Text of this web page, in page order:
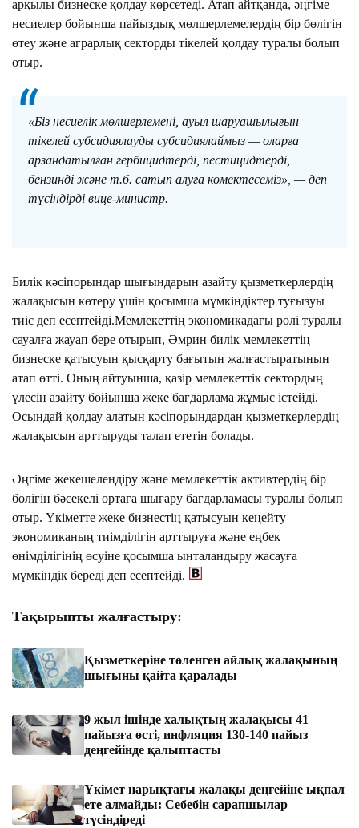
арқылы бизнеске қолдау көрсетеді. Атап айтқанда, әңгіме
несиелер бойынша пайыздық мөлшерлемелердің бір бөлігін
өтеу және аграрлық секторды тікелей қолдау туралы болып
отыр.
«Біз несиелік мөлшерлемені, ауыл шаруашылығын
тікелей субсидиялауды субсидиялаймыз — оларға
арзандатылған гербицидтерді, пестицидтерді,
бензинді және т.б. сатып алуға көмектесеміз», — деп
түсіндірді вице-министр.
Билік кәсіпорындар шығындарын азайту қызметкерлердің
жалақысын көтеру үшін қосымша мүмкіндіктер туғызуы
тиіс деп есептейді.Мемлекеттің экономикадағы рөлі туралы
сауалға жауап бере отырып, Әмрин билік мемлекеттің
бизнеске қатысуын қысқарту бағытын жалғастыратынын
атап өтті. Оның айтуынша, қазір мемлекеттік сектордың
үлесін азайту бойынша жеке бағдарлама жұмыс істейді.
Осындай қолдау алатын кәсіпорындардан қызметкерлердің
жалақысын арттыруды талап ететін болады.
Әңгіме жекешелендіру және мемлекеттік активтердің бір
бөлігін бәсекелі ортаға шығару бағдарламасы туралы болып
отыр. Үкіметте жеке бизнестің қатысуын кеңейту
экономиканың тиімділігін арттыруға және еңбек
өнімділігінің өсуіне қосымша ынталандыру жасауға
мүмкіндік береді деп есептейді.
Тақырыпты жалғастыру:
Қызметкеріне төленген айлық жалақының
шығыны қайта қаралады
9 жыл ішінде халықтың жалақысы 41
пайызға өсті, инфляция 130-140 пайыз
деңгейінде қалыптасты
Үкімет нарықтағы жалақы деңгейіне ықпал
ете алмайды: Себебін сарапшылар
түсіндіреді